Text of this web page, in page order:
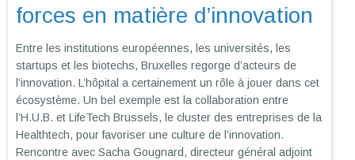
forces en matière d’innovation
Entre les institutions européennes, les universités, les
startups et les biotechs, Bruxelles regorge d’acteurs de
l’innovation. L’hôpital a certainement un rôle à jouer dans cet
écosystème. Un bel exemple est la collaboration entre
l’H.U.B. et LifeTech Brussels, le cluster des entreprises de la
Healthtech, pour favoriser une culture de l’innovation.
Rencontre avec Sacha Gougnard, directeur général adjoint